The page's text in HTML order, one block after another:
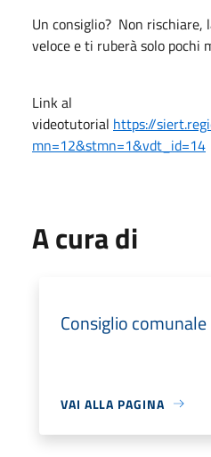
Un consiglio? Non rischiare,
veloce e ti ruberà solo pochi
Link al
videotutorial https://
mn=12&stmn=1&vdt_id=14
A cura di
Consiglio comunale
VAI ALLA PAGINA